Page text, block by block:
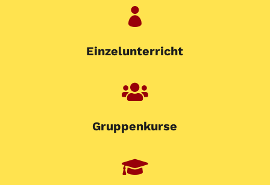

Einzelunterricht

Gruppenkurse
